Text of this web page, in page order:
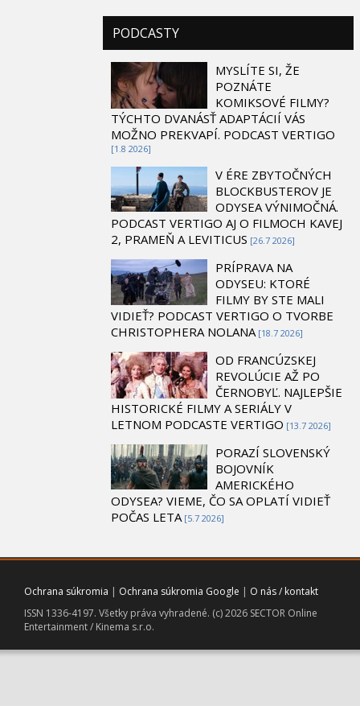
PODCASTY
MYSLÍTE SI, ŽE
POZNÁTE
KOMIKSOVÉ FILMY?
TÝCHTO DVANÁSŤ ADAPTÁCIÍ VÁS
MOŽNO PREKVAPÍ. PODCAST VERTIGO
[1.8 2026]
V ÉRE ZBYTOČNÝCH
BLOCKBUSTEROV JE
ODYSEA VÝNIMOČNÁ.
PODCAST VERTIGO AJ O FILMOCH KAVEJ
2, PRAMEŇ A LEVITICUS [26.7 2026]
PRÍPRAVA NA
ODYSEU: KTORÉ
FILMY BY STE MALI
VIDIEŤ? PODCAST VERTIGO O TVORBE
CHRISTOPHERA NOLANA [18.7 2026]
OD FRANCÚZSKEJ
REVOLÚCIE AŽ PO
ČERNOBYĽ. NAJLEPŠIE
HISTORICKÉ FILMY A SERIÁLY V
LETNOM PODCASTE VERTIGO [13.7 2026]
PORAZÍ SLOVENSKÝ
BOJOVNÍK
AMERICKÉHO
ODYSEA? VIEME, ČO SA OPLATÍ VIDIEŤ
POČAS LETA [5.7 2026]
Ochrana súkromia | Ochrana súkromia Google | O nás / kontakt
ISSN 1336-4197. Všetky práva vyhradené. (c) 2026 SECTOR Online
Entertainment / Kinema s.r.o.